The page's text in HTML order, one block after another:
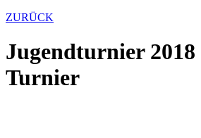
ZURÜCK
Jugendturnier
Turnier